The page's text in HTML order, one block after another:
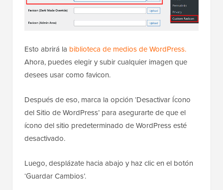
Ahora, puedes elegir y subir cualquier imagen que
desees usar como favicon.
Después de eso, marca la opción ‘Desactivar Ícono
ícono del sitio predeterminado de WordPress esté
desactivado.